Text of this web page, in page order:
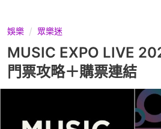
娛樂 眾樂迷
MUSIC EXPO LIVE
門票攻略＋購票連結